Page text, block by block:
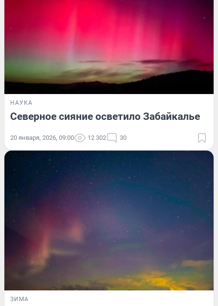
НАУКА
Северное сияние осветило Забайкалье
20 января, 2026, 09:00 12 302 30
ЗИМА